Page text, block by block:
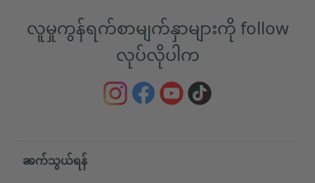
လူမှုကွန်ရက်စာမျက်နှာများကို follow
လုပ်လိုပါက
Service- und Informationsbereich
ဆက်သွယ်ရန်